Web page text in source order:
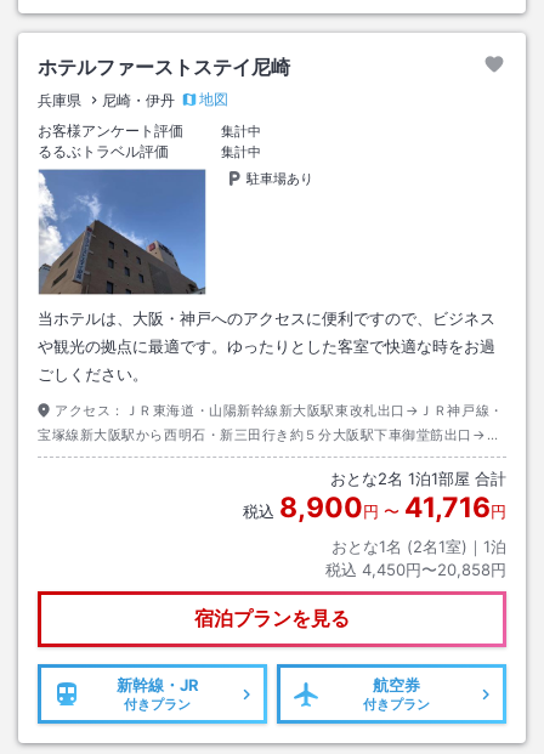
ホテルファーストステイ尼崎
兵庫県 尼崎・伊丹
地図
お客様アンケート評価
集計中
るるぶトラベル評価
集計中
駐車場あり
当ホテルは、大阪・神戸へのアクセスに便利ですので、ビジネス
や観光の拠点に最適です。ゆったりとした客室で快適な時をお過
ごしください。
アクセス：
ＪＲ東海道・山陽新幹線新大阪駅東改札出口→ＪＲ神戸線・
宝塚線新大阪駅から西明石・新三田行き約５分大阪駅下車御堂筋出口→私
鉄阪神本線梅田駅から神戸・姫路方面行き約１０分尼崎駅下車西出口→徒
おとな2名 1泊1部屋 合計
税込 8,900円 〜 41,716円
おとな1名 (2名1室)｜ 1泊
税込 4,450円〜20,858円
宿泊プランを見る
新幹線・JR
付きプラン
航空券
付きプラン